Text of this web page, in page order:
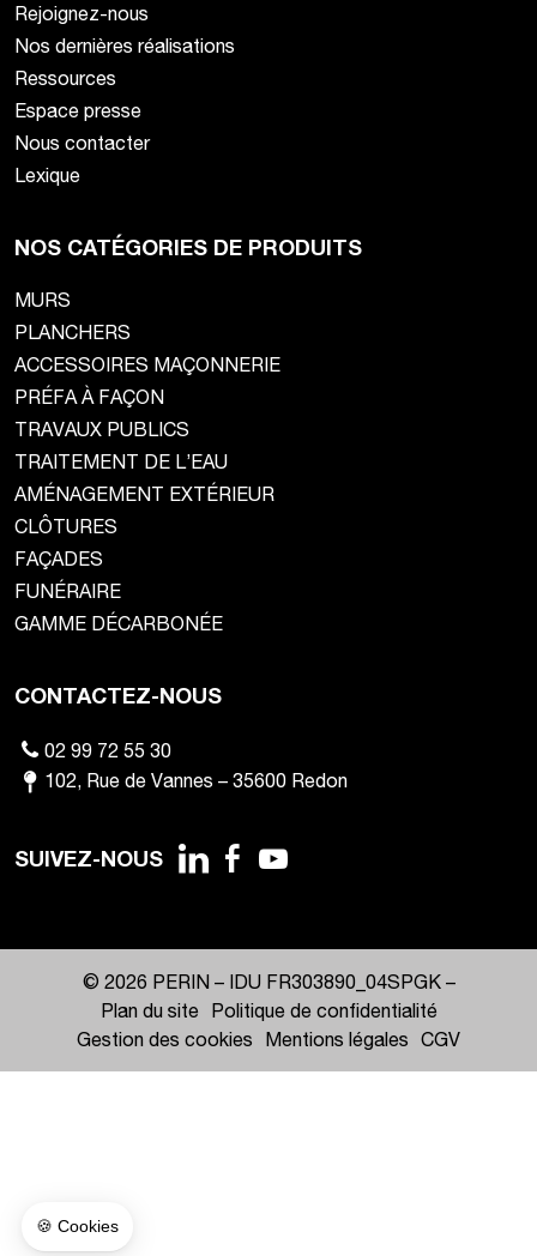
Rejoignez-nous
Nos dernières réalisations
Ressources
Espace presse
Nous contacter
Lexique
NOS CATÉGORIES DE PRODUITS
MURS
PLANCHERS
ACCESSOIRES MAÇONNERIE
PRÉFA À FAÇON
TRAVAUX PUBLICS
TRAITEMENT DE L’EAU
AMÉNAGEMENT EXTÉRIEUR
CLÔTURES
FAÇADES
FUNÉRAIRE
GAMME DÉCARBONÉE
CONTACTEZ-NOUS
02 99 72 55 30
102, Rue de Vannes –35600 Redon
SUIVEZ-NOUS
© 2026 PERIN – IDU FR303890_04SPGK–
Plan du site
Politique de confidentialité
Gestion des cookies
Mentions légales CGV